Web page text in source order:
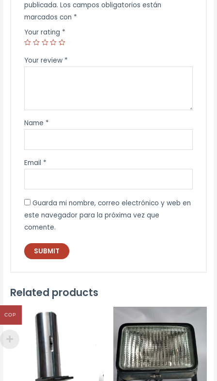
publicada. Los campos obligatorios están
marcados con *
Your rating *
Your review *
Name *
Email *
Guarda mi nombre, correo electrónico y web en
este navegador para la próxima vez que
comente.
Related products
COP